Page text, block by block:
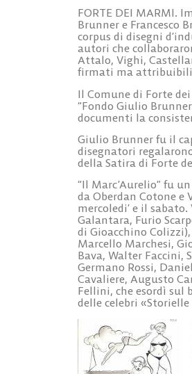
FORTE DEI MARMI.
Brunner e Francesco
corpus di disegni
autori che
Attalo, Vighi,
firmati ma
Il Comune di Forte
“Fondo Giulio
documenti la
Giulio Brunner fu il
disegnatori
della Satira di Forte
“Il Marc’Aurelio” fu
da Oberdan Cotone
mercoledi’ e il
Galantara, Furio
di Gioacchino
Marcello Marchesi,
Bava, Walter Faccini,
Germano Rossi,
Cavaliere, Augusto
Fellini, che esordì sul
delle celebri